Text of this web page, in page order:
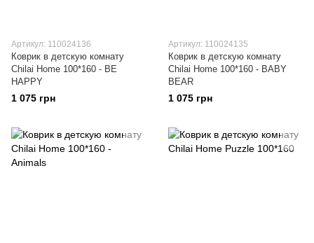
Артикул: 110024136
Коврик в детскую комнату
Chilai Home 100*160 - BE
HAPPY
1 075 грн
Артикул: 110024135
Коврик в детскую комнату
Chilai Home 100*160 - BABY
BEAR
1 075 грн